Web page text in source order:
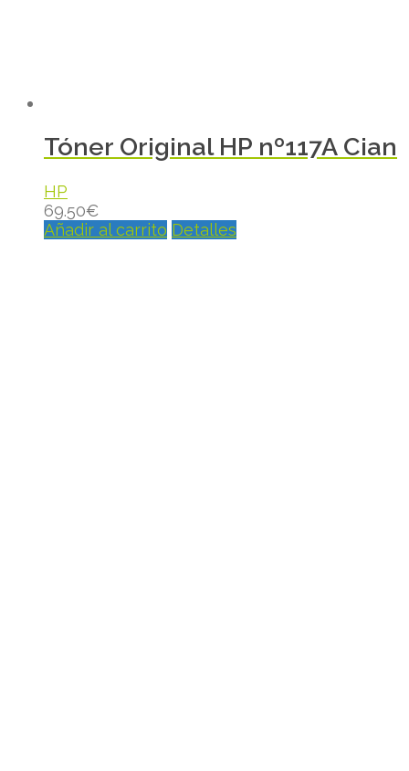
Tóner Original HP nº117A Cian
HP
69.50€
Añadir al carrito Detalles